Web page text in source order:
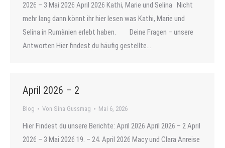
2026 – 3 Mai 2026 April 2026 Kathi, Marie und Selina Nicht
mehr lang dann könnt ihr hier lesen was Kathi, Marie und
Selina in Rumänien erlebt haben. Deine Fragen – unsere
Antworten Hier findest du häufig gestellte…
April 2026 – 2
Blog Von Sina Gussmag Mai 6, 2026
Hier Findest du unsere Berichte: April 2026 April 2026 – 2 April
2026 – 3 Mai 2026 19. – 24. April 2026 Macy und Clara Anreise